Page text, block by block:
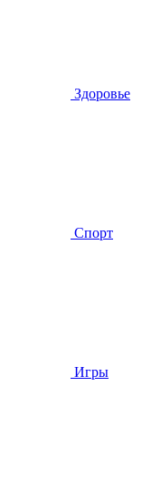
Здоровье
Спорт
Игры